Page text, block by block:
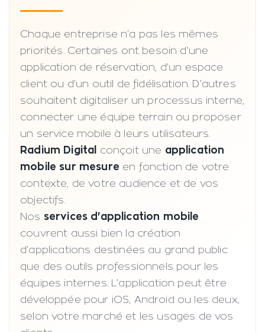
Chaque entreprise n’a pas les mêmes
priorités. Certaines ont besoin d’une
application de réservation, d’un espace
client ou d’un outil de fidélisation. D’autres
souhaitent digitaliser un processus interne,
connecter une équipe terrain ou proposer
un service mobile à leurs utilisateurs.
Radium Digital
conçoit une application
mobile sur mesure en fonction de votre
contexte, de votre audience et de vos
objectifs.
Nos services d'application mobile
couvrent aussi bien la création
d’applications destinées au grand public
que des outils professionnels pour les
équipes internes. L’application peut être
développée pour iOS, Android ou les deux,
selon votre marché et les usages de vos